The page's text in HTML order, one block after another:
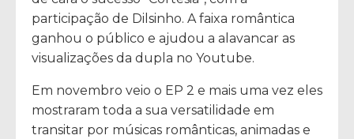
participação de Dilsinho. A faixa romântica
ganhou o público e ajudou a alavancar as
visualizações da dupla no Youtube.
Em novembro veio o EP 2 e mais uma vez eles
mostraram toda a sua versatilidade em
transitar por músicas românticas, animadas e